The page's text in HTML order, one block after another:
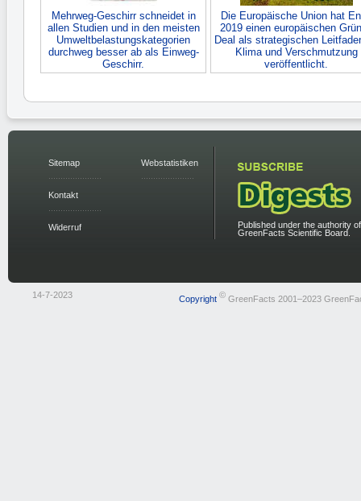
Mehrweg-Geschirr schneidet in
allen Studien und in den meisten
Umweltbelastungskategorien
durchweg besser ab als Einweg-
Geschirr.
Die Europäische Union hat
2019 einen europäischen
Deal als strategischen
Klima und Verschmutzung
veröffentlicht.
Sitemap
Kontakt
Widerruf
Webstatistiken
Published under the authority
GreenFacts Scientific Board.
14-7-2023 Copyright © GreenFacts 2001–2023